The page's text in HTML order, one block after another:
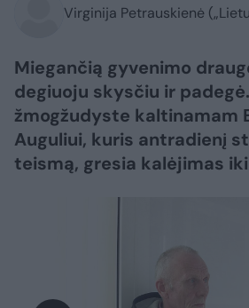
Virginija Petrauskienė
Miegančią gyvenimo
degiuoju skysčiu ir
žmogžudyste kaltinamam
Auguliui, kuris antradienį
teismą, gresia kalėjimas